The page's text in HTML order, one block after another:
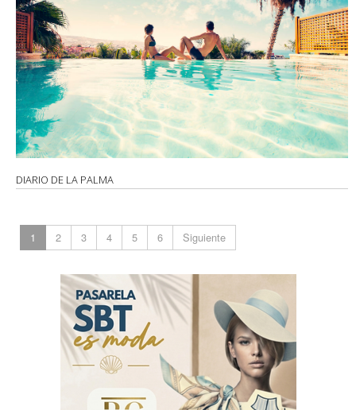
DIARIO DE LA PALMA
1 2 3 4 5 6 Siguiente